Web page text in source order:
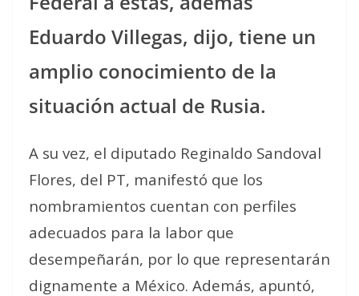
Eduardo Villegas, dijo, tiene un
amplio conocimiento de la
situación actual de Rusia.
A su vez, el diputado Reginaldo Sandoval
Flores, del PT, manifestó que los
nombramientos cuentan con perfiles
adecuados para la labor que
desempeñarán, por lo que representarán
dignamente a México. Además, apuntó,